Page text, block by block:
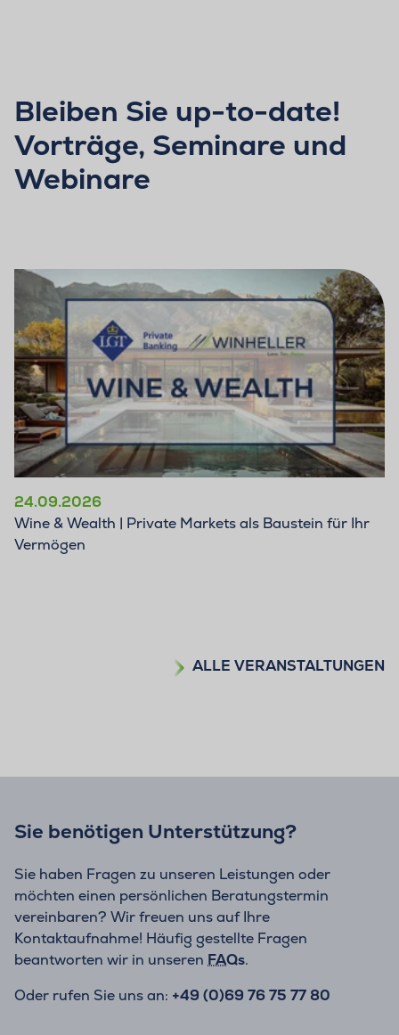
Bleiben Sie up-to-date!
Vorträge, Seminare und
Webinare
24.09.2026
Wine & Wealth | Private Markets als Baustein für Ihr
Vermögen
ALLE VERANSTALTUNGEN
Sie benötigen Unterstützung?
Sie haben Fragen zu unseren Leistungen oder
möchten einen persönlichen Beratungstermin
vereinbaren? Wir freuen uns auf Ihre
Kontaktaufnahme! Häufig gestellte Fragen
beantworten wir in unseren FAQs.
Oder rufen Sie uns an: +49 (0)69 76 75 77 80